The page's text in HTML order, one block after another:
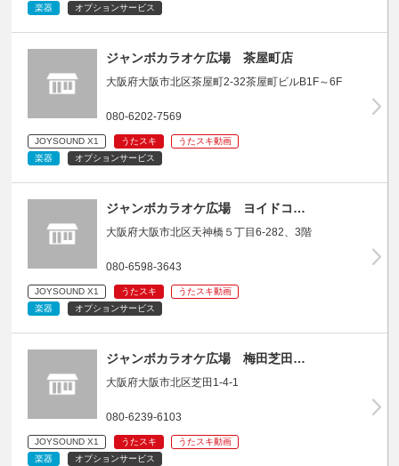
楽器
オプションサービス
ジャンボカラオケ広場 茶屋町店
大阪府大阪市北区茶屋町2-32茶屋町ビルB1F～6F
080-6202-7569
JOYSOUND X1 うたスキ
うたスキ動画
楽器
オプションサービス
ジャンボカラオケ広場 ヨイドコ…
大阪府大阪市北区天神橋５丁目6-282、3階
080-6598-3643
JOYSOUND X1 うたスキ
うたスキ動画
楽器
オプションサービス
ジャンボカラオケ広場 梅田芝田…
大阪府大阪市北区芝田1-4-1
080-6239-6103
JOYSOUND X1 うたスキ
うたスキ動画
楽器
オプションサービス